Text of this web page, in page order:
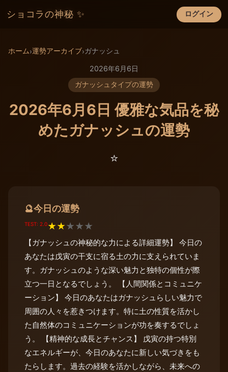
ショコラの神秘 ✨ ログイン
×
ホーム›運勢アーカイブ›ガナッシュ
2026年6月6日
ガナッシュタイプの運勢
2026年6月6日 優雅な気品を秘
めたガナッシュの運勢
⭐️
🔮今日の運勢
TEST: 2.0★★★★★
【ガナッシュの神秘的な力による詳細運勢】 今日の
あなたは戊寅の干支に宿る土の力に支えられていま
す。ガナッシュのような深い魅力と独特の個性が際
立つ一日となるでしょう。 【人間関係とコミュニケ
ーション】 今日のあなたはガナッシュらしい魅力で
周囲の人々を惹きつけます。特に土の性質を活かし
た自然体のコミュニケーションが功を奏するでしょ
う。 【精神的な成長とチャンス】 戊寅の持つ特別
なエネルギーが、今日のあなたに新しい気づきをも
たらします。過去の経験を活かしながら、未来への